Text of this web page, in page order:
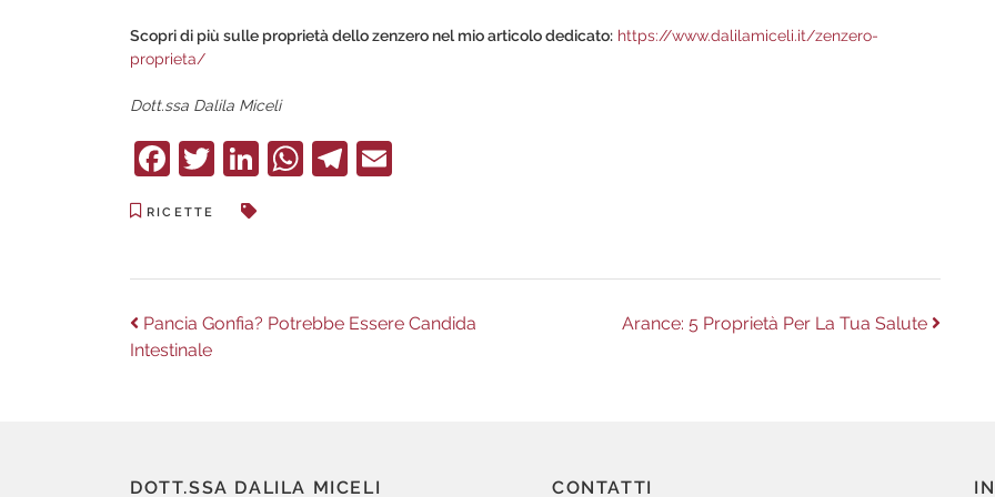
Scopri di più sulle proprietà dello zenzero nel mio articolo dedicato: https://www.dalilamiceli.it/zenzero-
proprieta/
Dott.ssa Dalila Miceli
Facebook
Twitter
LinkedIn
WhatsApp
Telegram
RICETTE
Navigazione
Previous
post:
Pancia Gonfia? Potrebbe Essere Candida
Intestinale
Next
Arance: 5 Proprietà Per La Tua Salute
DOTT.SSA DALILA MICELI CONTATTI